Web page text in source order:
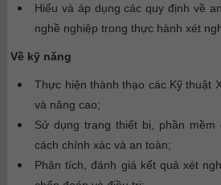
Hiểu và áp dụng các quy định về
nghề nghiệp trong thực hành xét
Về kỹ năng
Thực hiện thành thạo các Kỹ thuật
và nâng cao;
Sử dụng trang thiết bị, phần mềm
cách chính xác và an toàn;
Phân tích, đánh giá kết quả xét